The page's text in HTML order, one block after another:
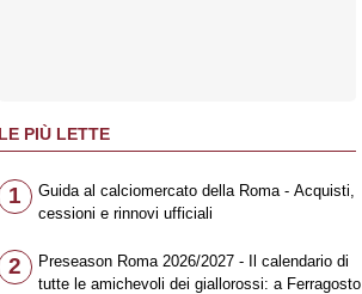
LE PIÙ LETTE
1
Guida al calciomercato della Roma - Acquisti,
cessioni e rinnovi ufficiali
2
Preseason Roma 2026/2027 - Il calendario di
tutte le amichevoli dei giallorossi: a Ferragosto